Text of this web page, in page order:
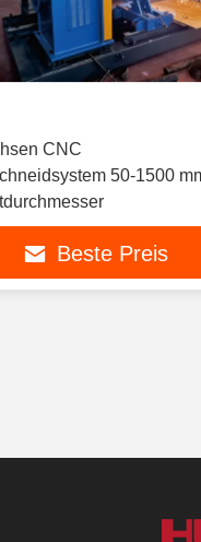
CNC
50-1500
Beste Preis